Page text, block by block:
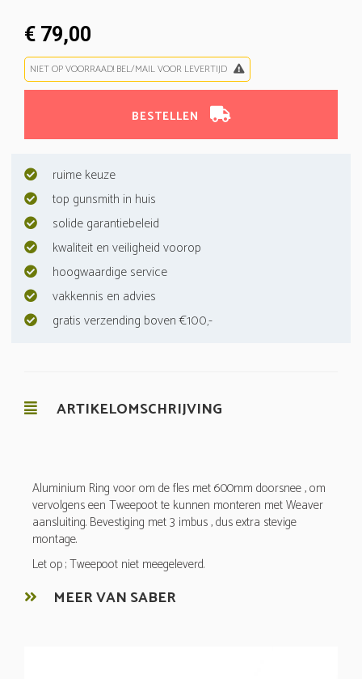
€ 79,00
NIET OP VOORRAAD! BEL/MAIL VOOR LEVERTIJD
BESTELLEN
ruime keuze
top gunsmith in huis
solide garantiebeleid
kwaliteit en veiligheid voorop
hoogwaardige service
vakkennis en advies
gratis verzending boven €100,-
ARTIKELOMSCHRIJVING
Aluminium Ring voor om de fles met 600mm doorsnee , om
vervolgens een Tweepoot te kunnen monteren met Weaver
aansluiting. Bevestiging met 3 imbus , dus extra stevige
montage.
Let op ; Tweepoot niet meegeleverd.
MEER VAN SABER